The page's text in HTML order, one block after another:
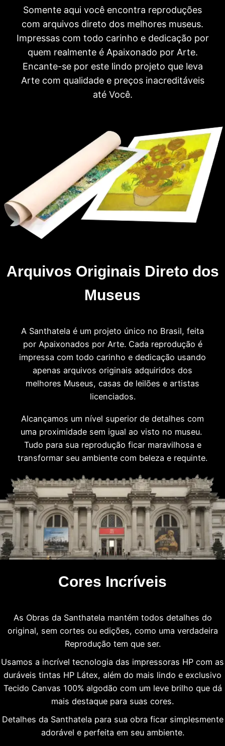
Somente aqui você encontra reproduções
com arquivos direto dos melhores museus.
Impressas com todo carinho e dedicação por
quem realmente é Apaixonado por Arte.
Encante-se por este lindo projeto que leva
Arte com qualidade e preços inacreditáveis
até Você.
Arquivos Originais Direto dos
Museus
A Santhatela é um projeto único no Brasil, feita
por Apaixonados por Arte. Cada reprodução é
impressa com todo carinho e dedicação usando
apenas arquivos originais adquiridos dos
melhores Museus, casas de leilões e artistas
licenciados.
Alcançamos um nível superior de detalhes com
uma proximidade sem igual ao visto no museu.
Tudo para sua reprodução ficar maravilhosa e
transformar seu ambiente com beleza e requinte.
Cores Incríveis
As Obras da Santhatela mantém todos detalhes do
original, sem cortes ou edições, como uma verdadeira
Reprodução tem que ser.
Usamos a incrível tecnologia das impressoras HP com as
duráveis tintas HP Látex, além do mais lindo e exclusivo
Tecido Canvas 100% algodão com um leve brilho que dá
mais destaque para suas cores.
Detalhes da Santhatela para sua obra ficar simplesmente
adorável e perfeita em seu ambiente.